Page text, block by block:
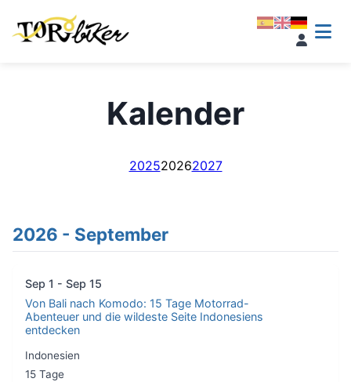
Kalender
202520262027
2026 - September
Sep 1 - Sep 15
Von Bali nach Komodo: 15 Tage Motorrad-
Abenteuer und die wildeste Seite Indonesiens
entdecken
Indonesien
15 Tage